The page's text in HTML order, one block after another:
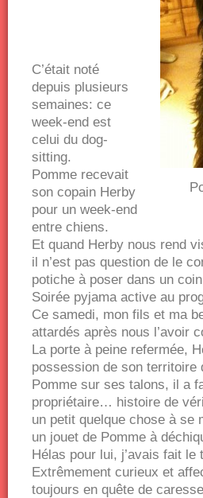
C’était noté
depuis plusieurs
semaines: ce
week-end est
celui du dog-
sitting.
Pomme recevait
son copain Herby
pour un week-end
entre chiens.
Et quand Herby nous rend
il n’est pas question de le
potiche à poser dans un
Soirée pyjama active au
Ce samedi, mon fils et ma
attardés après nous l’avoir
La porte à peine refermée,
possession de son territoire
Pomme sur ses talons, il a
propriétaire… histoire de
un petit quelque chose à se
un jouet de Pomme à
Hélas pour lui, j’avais fait le
Extrêmement curieux et
toujours en quête de